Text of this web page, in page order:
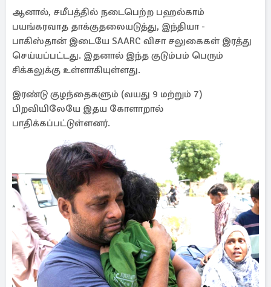
ஆனால், சமீபத்தில் நடைபெற்ற பஹல்காம்
பயங்கரவாத தாக்குதலையடுத்து, இந்தியா -
பாகிஸ்தான் இடையே SAARC விசா சலுகைகள் இரத்து
செய்யப்பட்டது. இதனால் இந்த குடும்பம் பெரும்
சிக்கலுக்கு உள்ளாகியுள்ளது.
இரண்டு குழந்தைகளும் (வயது 9 மற்றும் 7)
பிறவியிலேயே இதய கோளாறால்
பாதிக்கப்பட்டுள்ளனர்.